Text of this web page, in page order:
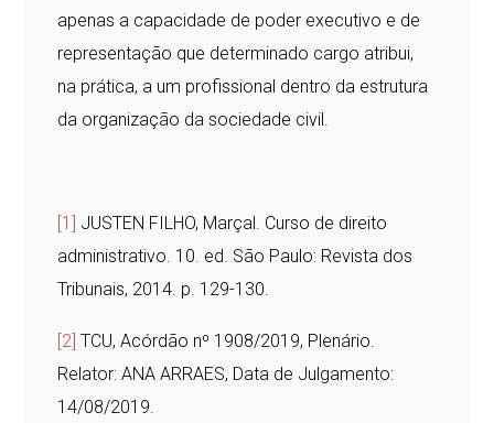
apenas a capacidade de poder executivo e de
representação que determinado cargo atribui,
na prática, a um profissional dentro da estrutura
da organização da sociedade civil.
[1]
JUSTEN FILHO, Marçal. Curso de direito
administrativo. 10. ed. São Paulo: Revista dos
Tribunais, 2014. p. 129-130.
[2] TCU, Acórdão nº 1908/2019, Plenário.
Relator: ANA ARRAES, Data de Julgamento:
14/08/2019.